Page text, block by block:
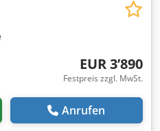
EUR 3’890
Festpreis zzgl. MwSt.
Anrufen